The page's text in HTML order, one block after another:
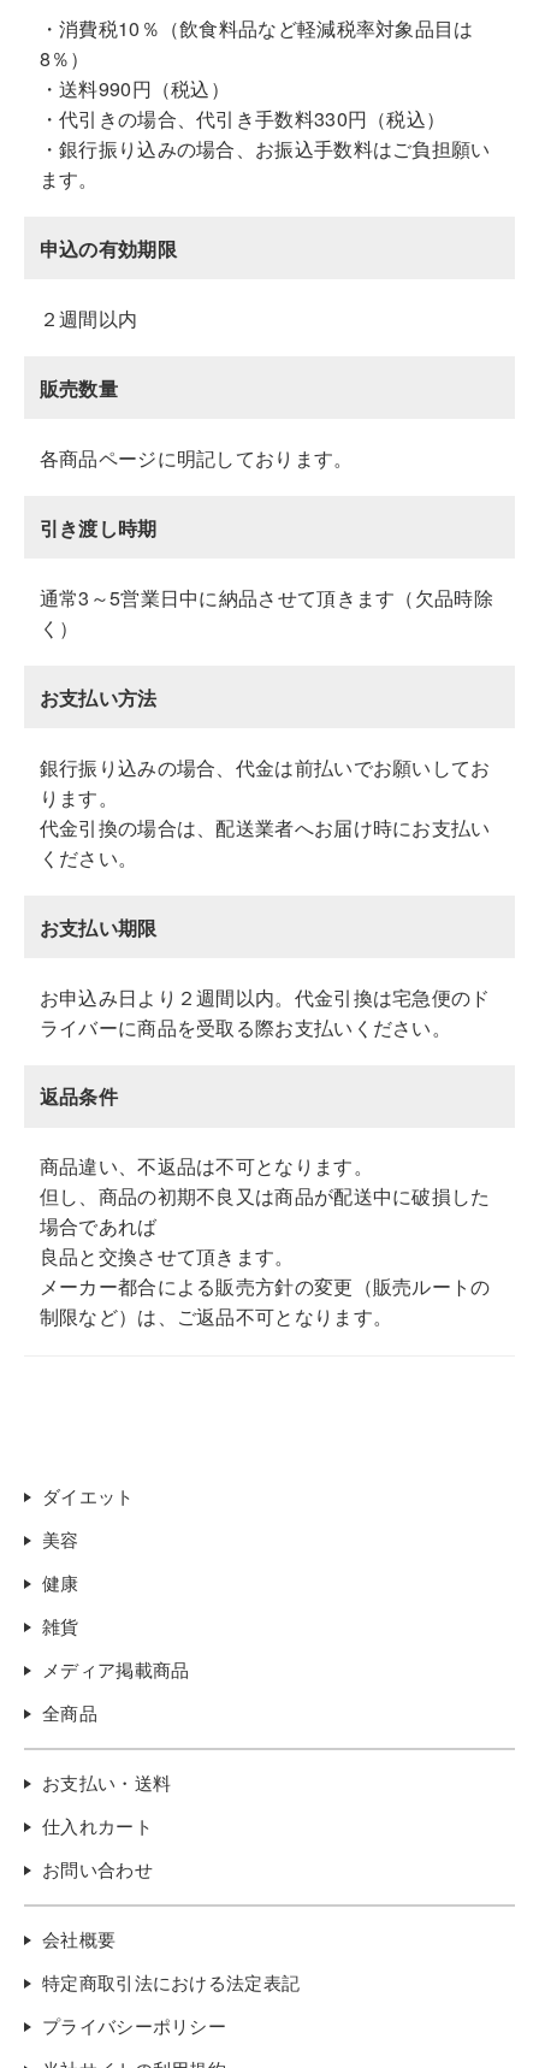
・消費税10％（飲食料品など軽減税率対象品目は
8％）
・送料990円（税込）
・代引きの場合、代引き手数料330円（税込）
・銀行振り込みの場合、お振込手数料はご負担願い
ます。
申込の有効期限
２週間以内
販売数量
各商品ページに明記しております。
引き渡し時期
通常3～5営業日中に納品させて頂きます（欠品時除
く）
お支払い方法
銀行振り込みの場合、代金は前払いでお願いしてお
ります。
代金引換の場合は、配送業者へお届け時にお支払い
ください。
お支払い期限
お申込み日より２週間以内。代金引換は宅急便のド
ライバーに商品を受取る際お支払いください。
返品条件
商品違い、不返品は不可となります。
但し、商品の初期不良又は商品が配送中に破損した
場合であれば
良品と交換させて頂きます。
メーカー都合による販売方針の変更（販売ルートの
制限など）は、ご返品不可となります。
ダイエット
美容
健康
雑貨
メディア掲載商品
全商品
お支払い・送料
仕入れカート
お問い合わせ
会社概要
特定商取引法における法定表記
プライバシーポリシー